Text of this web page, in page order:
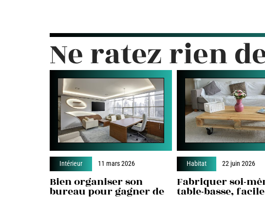
Ne ratez rien
Intérieur 11 mars 2026
Bien organiser son
bureau pour gagner de
Habitat 22 juin 2026
Fabriquer soi-
table-basse,